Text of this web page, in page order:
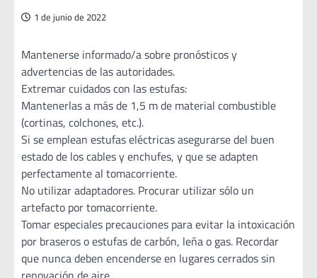
1 de junio de 2022
Mantenerse informado/a sobre pronósticos y
advertencias de las autoridades.
Extremar cuidados con las estufas:
Mantenerlas a más de 1,5 m de material combustible
(cortinas, colchones, etc.).
Si se emplean estufas eléctricas asegurarse del buen
estado de los cables y enchufes, y que se adapten
perfectamente al tomacorriente.
No utilizar adaptadores. Procurar utilizar sólo un
artefacto por tomacorriente.
Tomar especiales precauciones para evitar la intoxicación
por braseros o estufas de carbón, leña o gas. Recordar
que nunca deben encenderse en lugares cerrados sin